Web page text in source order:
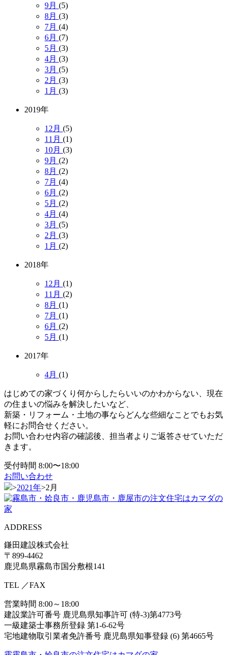
9月 (5)
8月 (3)
7月 (4)
6月 (7)
5月 (3)
4月 (3)
3月 (5)
2月 (3)
1月 (3)
2019年
12月 (5)
11月 (1)
10月 (3)
9月 (2)
8月 (2)
7月 (4)
6月 (2)
5月 (2)
4月 (4)
3月 (5)
2月 (3)
1月 (2)
2018年
12月 (1)
11月 (2)
8月 (1)
7月 (1)
6月 (2)
5月 (1)
2017年
4月 (1)
はじめての家づくり何からしたらいいのかわからない、現在
の住まいの悩みを解決したいなど、
新築・リフォーム・土地の事ならどんな些細なことでもお気
軽にお問合せください。
お問い合わせ内容の確認後、担当者よりご返答させていただ
きます。
受付時間 8:00〜18:00
お問い合わせ
>2021年>2月
ADDRESS
鎌田建設株式会社
〒899-4462
鹿児島県霧島市国分敷根141
TEL ／FAX
営業時間 8:00～18:00
建設業許可番号 鹿児島県知事許可 (特-3)第4773号
一級建築士事務所登録 第1-6-62号
宅地建物取引業者免許番号 鹿児島県知事登録 (6) 第4665号